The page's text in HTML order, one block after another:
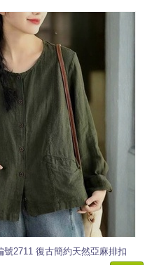
號2711 復古簡約天然亞麻排扣